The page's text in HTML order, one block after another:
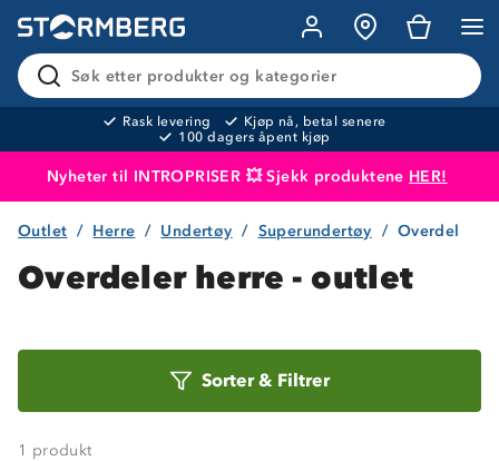
Søk etter produkter og kategorier
Rask levering
Kjøp nå, betal senere
100 dagers åpent kjøp
Nyheter til INTROPRISER 💥 Sjekk produktene HER!
Produktet er lagt i handlekurven Til kassen
Outlet Herre Undertøy Superundertøy Overdel
Overdeler herre - outlet
Sorter& Filtrer
1 produkt